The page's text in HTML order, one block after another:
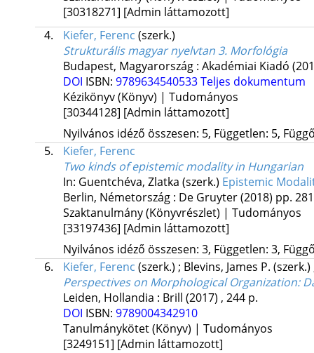
[30318271] [Admin láttamozott]
4.
Kiefer, Ferenc (szerk.)
Strukturális magyar nyelvtan 3. Morfológia
Budapest, Magyarország : Akadémiai Kiadó
DOI ISBN: 9789634540533Teljes dokumentum
Kézikönyv (Könyv) | Tudományos
[30344128] [Admin láttamozott]
Nyilvános idéző összesen: 5, Független: 5,
5.
Kiefer, Ferenc
Two kinds of epistemic modality in Hungarian
In: Guentchéva, Zlatka (szerk.) Epistemic
Berlin, Németország : De Gruyter(2018) pp.
Szaktanulmány (Könyvrészlet) | Tudományos
[33197436] [Admin láttamozott]
Nyilvános idéző összesen: 3, Független: 3,
6.
Kiefer, Ferenc (szerk.) ; Blevins, James P. (szerk.)
Perspectives on Morphological Organization:
Leiden, Hollandia : Brill (2017) , 244 p.
DOI ISBN: 9789004342910
Tanulmánykötet (Könyv) | Tudományos
[3249151] [Admin láttamozott]